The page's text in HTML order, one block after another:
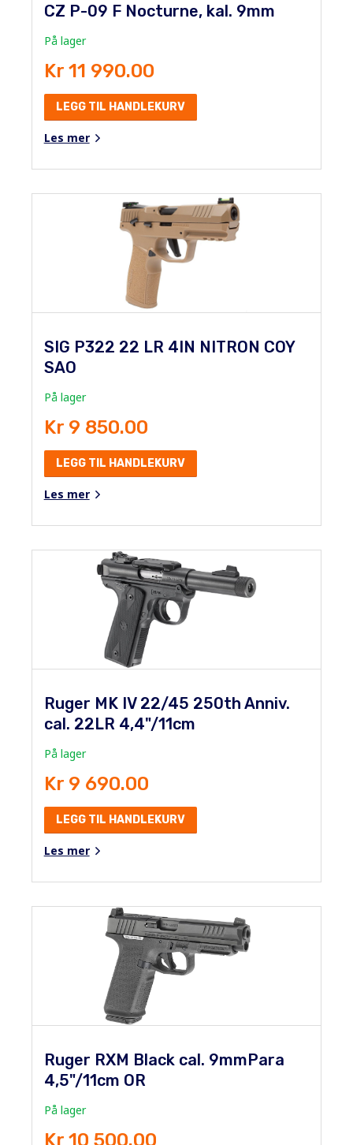
CZ P-09 F Nocturne, kal. 9mm
På lager
Kr 11 990.00
LEGG TIL HANDLEKURV
Les mer
SIG P322 22 LR 4IN NITRON COY
SAO
På lager
Kr 9 850.00
LEGG TIL HANDLEKURV
Les mer
Ruger MK IV 22/45 250th Anniv.
cal. 22LR 4,4"/11cm
På lager
Kr 9 690.00
LEGG TIL HANDLEKURV
Les mer
Ruger RXM Black cal. 9mmPara
4,5"/11cm OR
På lager
Kr 10 500.00